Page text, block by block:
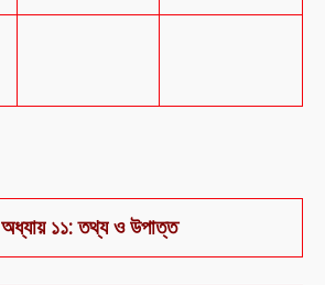
অধ্যায় ১১: তথ্য ও উপাত্ত